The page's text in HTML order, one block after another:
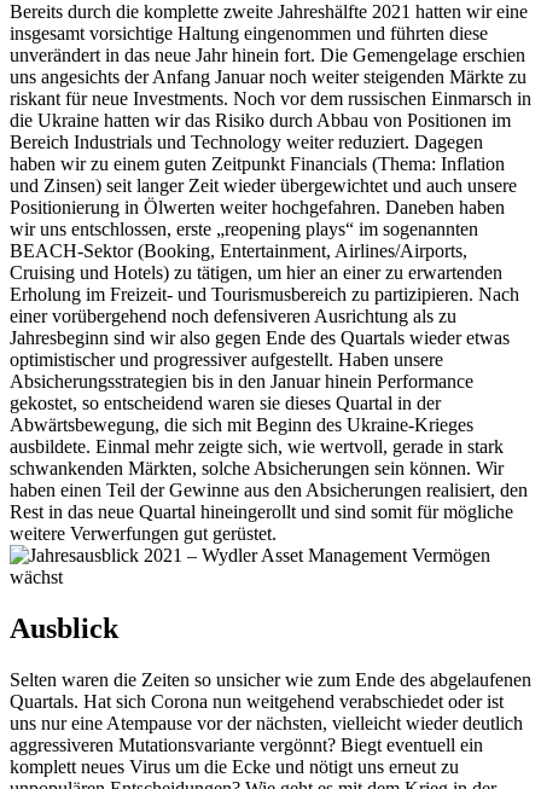
Bereits durch die komplette zweite Jahreshälfte 2021 hatten wir eine
insgesamt vorsichtige Haltung eingenommen und führten diese
unverändert in das neue Jahr hinein fort. Die Gemengelage erschien
uns angesichts der Anfang Januar noch weiter steigenden Märkte zu
riskant für neue Investments. Noch vor dem russischen Einmarsch in
die Ukraine hatten wir das Risiko durch Abbau von Positionen im
Bereich Industrials und Technology weiter reduziert. Dagegen
haben wir zu einem guten Zeitpunkt Financials (Thema: Inflation
und Zinsen) seit langer Zeit wieder übergewichtet und auch unsere
Positionierung in Ölwerten weiter hochgefahren. Daneben haben
wir uns entschlossen, erste „reopening plays“ im sogenannten
BEACH-Sektor (Booking, Entertainment, Airlines/Airports,
Cruising und Hotels) zu tätigen, um hier an einer zu erwartenden
Erholung im Freizeit- und Tourismusbereich zu partizipieren. Nach
einer vorübergehend noch defensiveren Ausrichtung als zu
Jahresbeginn sind wir also gegen Ende des Quartals wieder etwas
optimistischer und progressiver aufgestellt. Haben unsere
Absicherungsstrategien bis in den Januar hinein Performance
gekostet, so entscheidend waren sie dieses Quartal in der
Abwärtsbewegung, die sich mit Beginn des Ukraine-Krieges
ausbildete. Einmal mehr zeigte sich, wie wertvoll, gerade in stark
schwankenden Märkten, solche Absicherungen sein können. Wir
haben einen Teil der Gewinne aus den Absicherungen realisiert, den
Rest in das neue Quartal hineingerollt und sind somit für mögliche
weitere Verwerfungen gut gerüstet.
Ausblick
Selten waren die Zeiten so unsicher wie zum Ende des abgelaufenen
Quartals. Hat sich Corona nun weitgehend verabschiedet oder ist
uns nur eine Atempause vor der nächsten, vielleicht wieder deutlich
aggressiveren Mutationsvariante vergönnt? Biegt eventuell ein
komplett neues Virus um die Ecke und nötigt uns erneut zu